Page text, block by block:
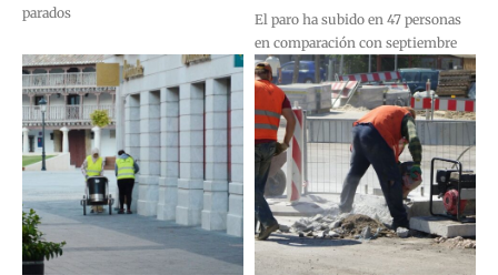
parados
El paro ha subido en 47 personas
en comparación con septiembre